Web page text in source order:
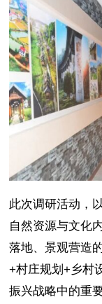
此次调研活动，
自然资源与文化
落地、景观营造
+村庄规划+乡村
振兴战略中的重